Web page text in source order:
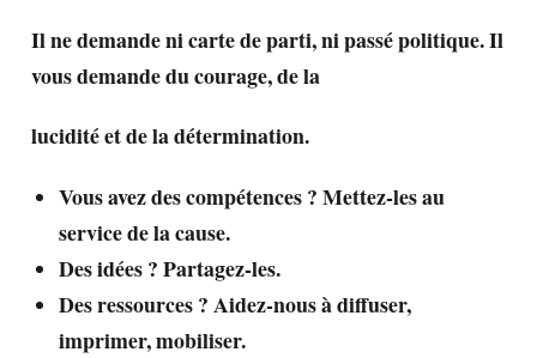
Il ne demande ni carte de parti, ni passé politique. Il
vous demande du courage, de la
lucidité et de la détermination.
Vous avez des compétences ? Mettez-les au
service de la cause.
Des idées ? Partagez-les.
Des ressources ? Aidez-nous à diffuser,
imprimer, mobiliser.